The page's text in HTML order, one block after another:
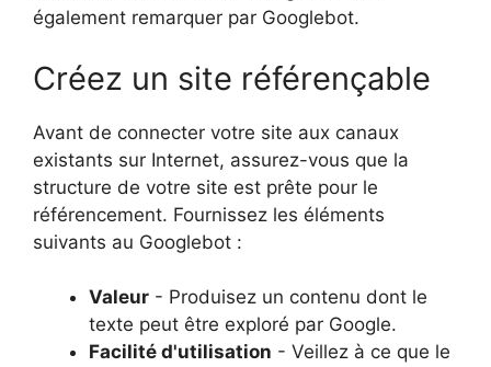
également remarquer par Googlebot.
Créez un site référençable
Avant de connecter votre site aux canaux
existants sur Internet, assurez-vous que la
structure de votre site est prête pour le
référencement. Fournissez les éléments
suivants au Googlebot :
Valeur - Produisez un contenu dont le
texte peut être exploré par Google.
Facilité d'utilisation - Veillez à ce que le